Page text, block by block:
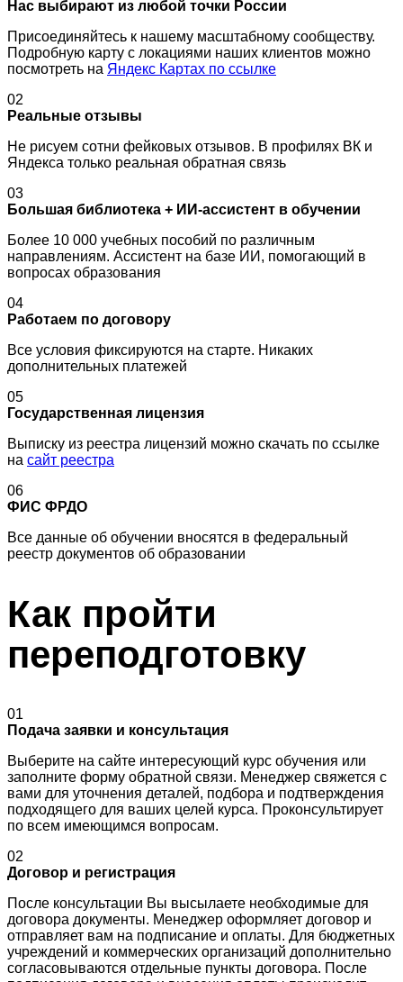
Нас выбирают из любой точки России
Присоединяйтесь к нашему масштабному сообществу.
Подробную карту с локациями наших клиентов можно
посмотреть на Яндекс Картах по ссылке
02
Реальные отзывы
Не рисуем сотни фейковых отзывов. В профилях ВК и
Яндекса только реальная обратная связь
03
Большая библиотека + ИИ-ассистент в обучении
Более 10 000 учебных пособий по различным
направлениям. Ассистент на базе ИИ, помогающий в
вопросах образования
04
Работаем по договору
Все условия фиксируются на старте. Никаких
дополнительных платежей
05
Государственная лицензия
Выписку из реестра лицензий можно скачать по ссылке
на сайт реестра
06
ФИС ФРДО
Все данные об обучении вносятся в федеральный
реестр документов об образовании
Как пройти
переподготовку
01
Подача заявки и консультация
Выберите на сайте интересующий курс обучения или
заполните форму обратной связи. Менеджер свяжется с
вами для уточнения деталей, подбора и подтверждения
подходящего для ваших целей курса. Проконсультирует
по всем имеющимся вопросам.
02
Договор и регистрация
После консультации Вы высылаете необходимые для
договора документы. Менеджер оформляет договор и
отправляет вам на подписание и оплаты. Для бюджетных
учреждений и коммерческих организаций дополнительно
согласовываются отдельные пункты договора. После